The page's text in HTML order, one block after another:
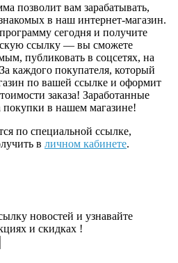
позволит вам зарабатывать,
в наш интернет-магазин.
сегодня и получите
ссылку — вы сможете
публиковать в соцсетях, на
каждого покупателя, который
по вашей ссылке и оформит
заказа! Заработанные
в нашем магазине!
по специальной ссылке,
в личном кабинете.
новостей и узнавайте
и скидках !